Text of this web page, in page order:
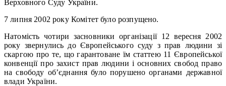
Верховного Суду України.
7 липня 2002 року Комітет було розпущено.
Натомість чотири засновники організації 12 вересня 2002
року звернулись до Європейського суду з прав людини зі
скаргою про те, що гарантоване їм статтею 11 Європейської
конвенції про захист прав людини і основних свобод право
на свободу об’єднання було порушено органами державної
влади України.